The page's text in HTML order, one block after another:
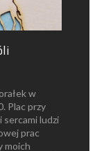
w
Plac przy
sercami ludzi
prac
moich